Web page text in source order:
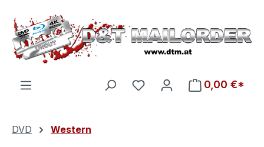
Zum Hauptinhalt springen
Du hast 0 Produkte auf
0,00 €*
DVD Western